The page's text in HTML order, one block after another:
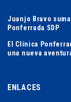
Juanjo Bravo
Ponferrada SDP
El Clínica
una nueva
ENLACES